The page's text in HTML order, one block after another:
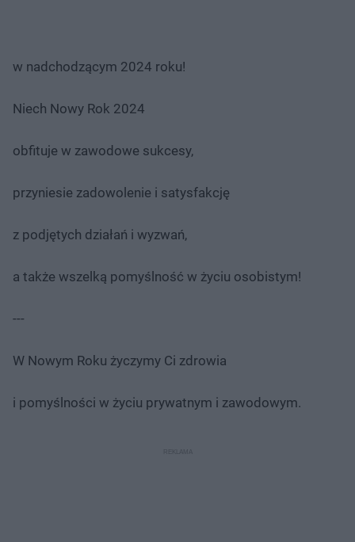
w nadchodzącym 2024 roku!
Niech Nowy Rok 2024
obfituje w zawodowe sukcesy,
przyniesie zadowolenie i satysfakcję
z podjętych działań i wyzwań,
a także wszelką pomyślność w życiu osobistym!
---
W Nowym Roku życzymy Ci zdrowia
i pomyślności w życiu prywatnym i zawodowym.